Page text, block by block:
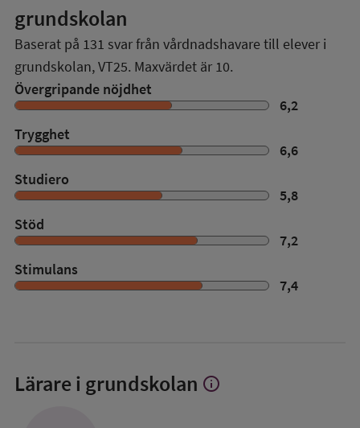
grundskolan
Baserat på 131 svar från vårdnadshavare till elever i
grundskolan,VT25. Maxvärdet är 10.
Övergripande nöjdhet
6,2
Trygghet
6,6
Studiero
5,8
Stöd
7,2
Stimulans
7,4
Lärare i grundskolan Visa
info